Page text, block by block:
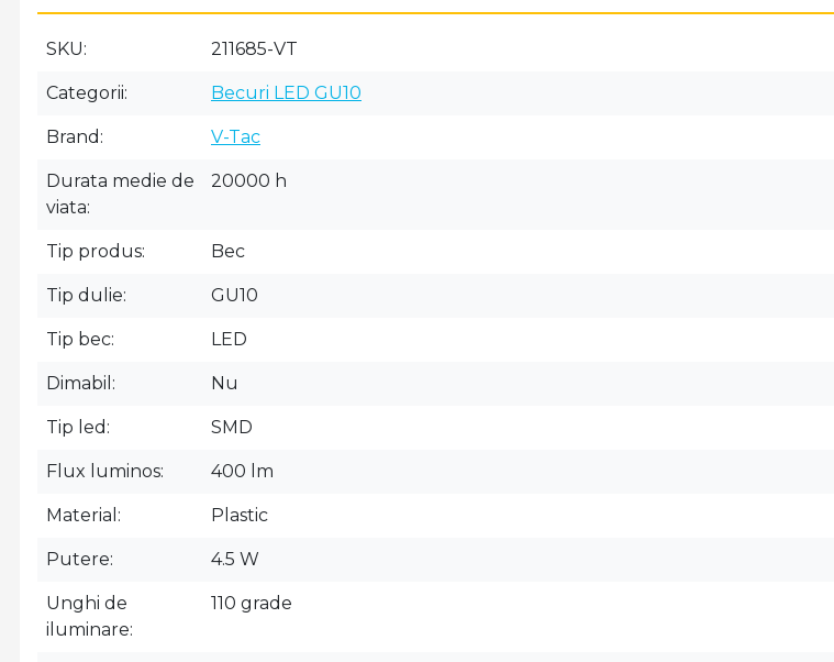
SKU 211685-VT
Categorii Becuri LED GU10
Brand V-Tac
Durata medie de
viata
20000 h
Tip produs Bec
Tip dulie GU10
Tip bec LED
Dimabil Nu
Tip led SMD
Flux luminos 400 lm
Material Plastic
Putere 4.5 W
Unghi de
iluminare
110 grade